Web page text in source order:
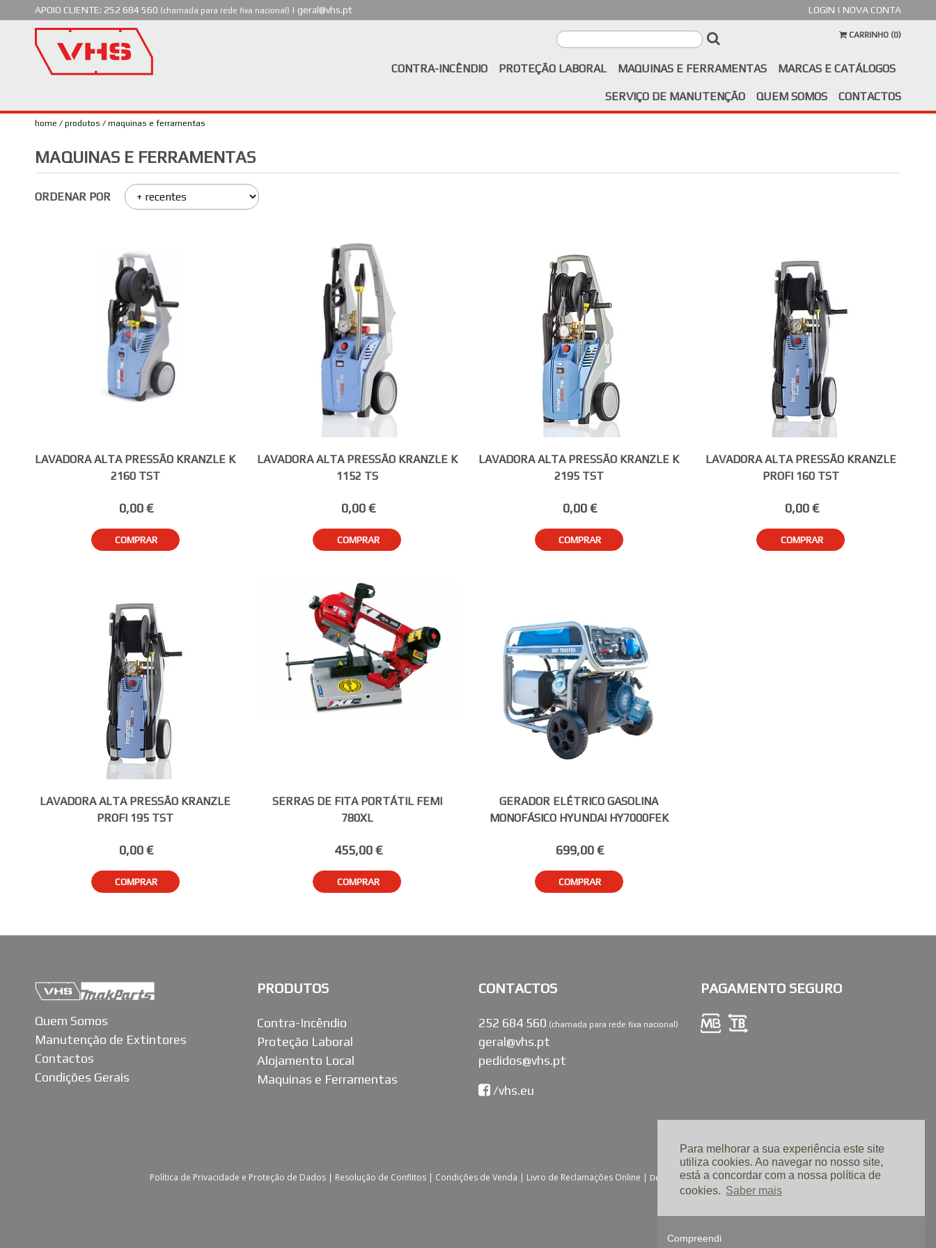
Para melhorar a sua experiência este site
utiliza cookies. Ao navegar no nosso site,
está a concordar com a nossa política de
cookies. Saber mais
Compreendi
APOIO CLIENTE: 252 684 560 (chamada para rede fixa nacional) | geral@vhs.pt LOGIN | NOVA CONTA
CARRINHO (0)
CONTRA-INCÊNDIO PROTEÇÃO LABORAL MAQUINAS E FERRAMENTAS MARCAS E CATÁLOGOS
SERVIÇO DE MANUTENÇÃO QUEM SOMOS CONTACTOS
home produtos maquinas e ferramentas
MAQUINAS E FERRAMENTAS
ORDENAR POR
LAVADORA ALTA PRESSÃO KRANZLE K
2160 TST
0,00 €
COMPRAR
LAVADORA ALTA PRESSÃO KRANZLE K
1152 TS
0,00 €
COMPRAR
LAVADORA ALTA PRESSÃO KRANZLE K
2195 TST
0,00 €
COMPRAR
LAVADORA ALTA PRESSÃO KRANZLE
PROFI 160 TST
0,00 €
COMPRAR
LAVADORA ALTA PRESSÃO KRANZLE
PROFI 195 TST
0,00 €
COMPRAR
SERRAS DE FITA PORTÁTIL FEMI
780XL
455,00 €
COMPRAR
GERADOR ELÉTRICO GASOLINA
MONOFÁSICO HYUNDAI HY7000FEK
699,00 €
COMPRAR
Quem Somos
Manutenção de Extintores
Contactos
Condições Gerais
PRODUTOS
Contra-Incêndio
Proteção Laboral
Alojamento Local
Maquinas e Ferramentas
CONTACTOS
252 684 560 (chamada para rede fixa nacional)
geral@vhs.pt
pedidos@vhs.pt
/vhs.eu
PAGAMENTO SEGURO
Política de Privacidade e Proteção de Dados | Resolução de Conflitos | Condições de Venda | Livro de Reclamações Online | Design e DesenvolvimentoLinkage